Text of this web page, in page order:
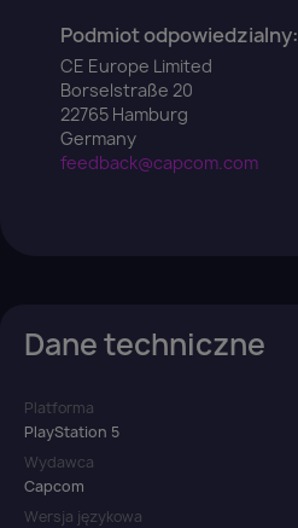
Podmiot odpowiedzialny:
CE Europe Limited
Borselstraße 20
22765 Hamburg
Germany
feedback@capcom.com
Dane techniczne
Platforma
PlayStation 5
Wydawca
Capcom
Wersja językowa